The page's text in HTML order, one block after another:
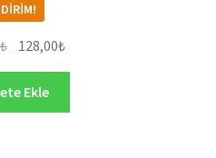
₺ Orijinal
160,00₺.
128,00₺Şu
128,00₺.
Ekle